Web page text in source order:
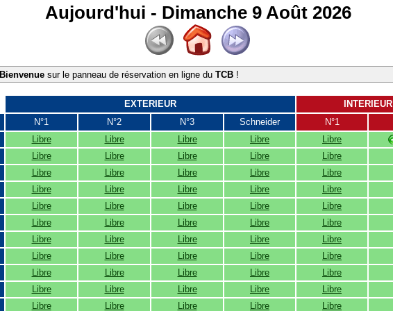
Aujourd'hui - Dimanche 9 Août 2026
Bienvenue sur le panneau de réservation en ligne du TCB !
EXTERIEUR
INTERIEUR
N°1
N°2 N°3 Schneider N°1
Libre Libre Libre Libre Libre
Libre Libre Libre Libre Libre
Libre Libre Libre Libre Libre
Libre Libre Libre Libre Libre
Libre Libre Libre Libre Libre
Libre Libre Libre Libre Libre
Libre Libre Libre Libre Libre
Libre Libre Libre Libre Libre
Libre Libre Libre Libre Libre
Libre Libre Libre Libre Libre
Libre Libre Libre Libre Libre